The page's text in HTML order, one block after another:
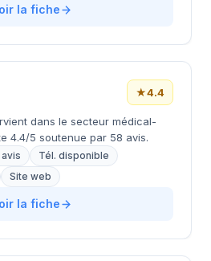
la fiche
★4.4
dans le secteur médical-
4.4/5 soutenue par 58 avis.
Tél. disponible
Site web
la fiche